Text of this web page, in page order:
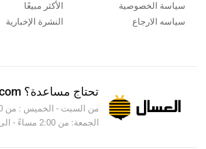
سياسة الخصوصية
سياسه الارجاع
الأكثر مبيعًا
النشرة الإخبارية
تحتاج مساعدة؟
الجمعة: من 2:00 مساءً - الى 8:00 مساءً